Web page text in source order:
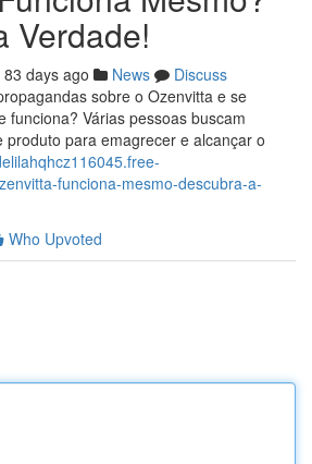
Verdade!
83 days ago News
Discuss
sobre o Ozenvitta e se
funciona? Várias pessoas buscam
produto para emagrecer e alcançar o
funciona-mesmo-descubra-a-
Who Upvoted